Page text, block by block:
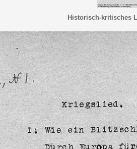
Historisch-kritisches